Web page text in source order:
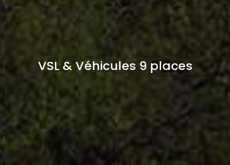
VSL & Véhicules 9 places